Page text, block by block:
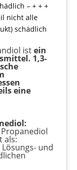
– + + +
nicht alle
schädlich
istein
1,3-
eine
als:
und